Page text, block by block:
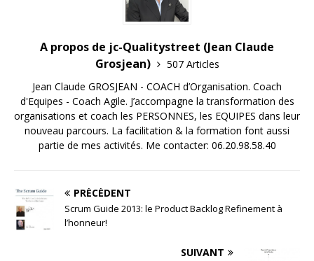
A propos de jc-Qualitystreet (Jean Claude
Grosjean)
507 Articles
Jean Claude GROSJEAN - COACH d’Organisation. Coach
d'Equipes - Coach Agile. J’accompagne la transformation des
organisations et coach les PERSONNES, les EQUIPES dans leur
nouveau parcours. La facilitation & la formation font aussi
partie de mes activités. Me contacter: 06.20.98.58.40
PRÉCÉDENT
Scrum Guide 2013: le Product Backlog Refinement à
l’honneur!
SUIVANT